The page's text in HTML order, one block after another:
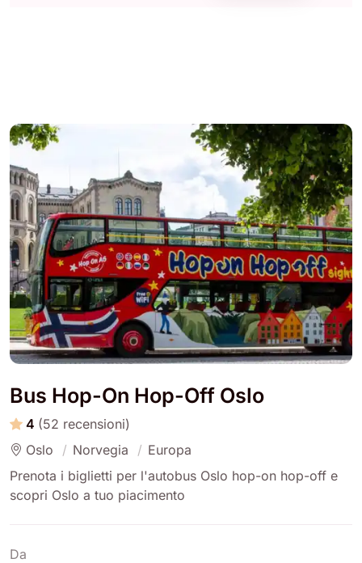
Bus Hop-On Hop-Off Oslo
4 (52 recensioni)
Oslo
Norvegia
Europa
Prenota i biglietti per l'autobus Oslo hop-on hop-off e
scopri Oslo a tuo piacimento
Da